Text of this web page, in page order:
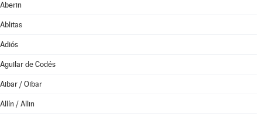
Aberin
Ablitas
Adiós
Aguilar de Codés
Aibar / Oibar
Allín / Allin